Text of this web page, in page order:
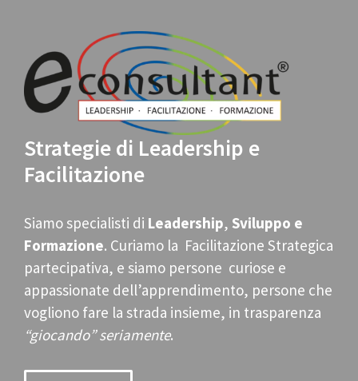
Strategie di Leadership e
Facilitazione
Siamo specialisti di Leadership, Sviluppo e
Formazione. Curiamo la Facilitazione Strategica
partecipativa, e siamo persone curiose e
appassionate dell’apprendimento, persone che
vogliono fare la strada insieme, in trasparenza
“giocando” seriamente.